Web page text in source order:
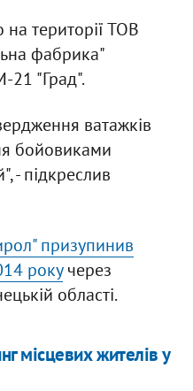
території ТОВ
фабрика"
21 "Град".
ватажків
бойовиками
- підкреслив
призупинив
рокучерез
області.
місцевих жителів у